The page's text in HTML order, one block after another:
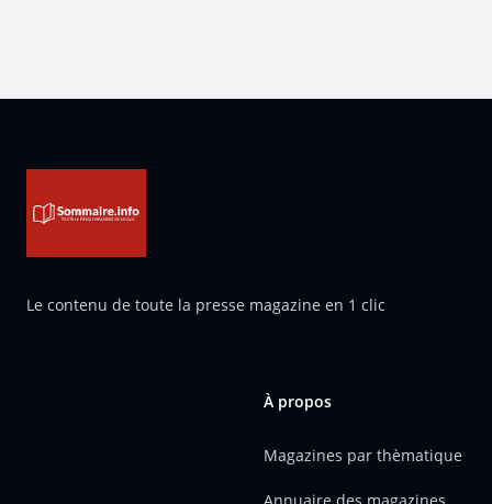
Le contenu de toute la presse magazine en 1 clic
À propos
Magazines par thèmatique
Annuaire des magazines